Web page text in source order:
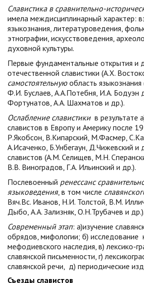
Славистика в сравнительно-
имела междисциплинарный характер:
языкознания, литературоведения,
этнографии, искусствоведения,
духовной культуры.
Первые фундаментальные открытия и
отечественной славистики (А.Х.
самостоятельную область
Ф.И. Буслаев, А.А.Потебня, И.А. Бодуэн
Фортунатов, А.А. Шахматов и др.).
Ослабление славистикив результате
славистов в Европу и Америку после
Р.Якобсон, В.Кипарский, М.Фасмер,
А.Исаченко, Б.Унбегаун, Д.Чижевский и
славистов (А.М. Селищев, М.Н.
В.В. Виноградов, Г.А. Ильинский и др.).
Послевоенный ренессанс
языковедения, в том числе
Вяч.Вс. Иванов, Н.И. Толстой, В.М.
Дыбо, А.А. Зализняк, О.Н.Трубачев и др.).
Современный этап: а)изучение
обрядов, мифологии; б) исследование
мефодиевского наследия, в) лексико-
славянской письменности, г)
славянской речи, д) периодические
Съезды славистов